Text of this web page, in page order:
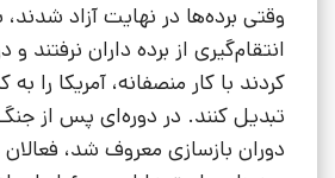
وقتی برده‌ها در نهایت آزاد
انتقام‌گیری از برده داران
کردند با کار منصفانه، آمریکا را
تبدیل کنند. در دوره‌ای پس از
دوران بازسازی معروف شد،